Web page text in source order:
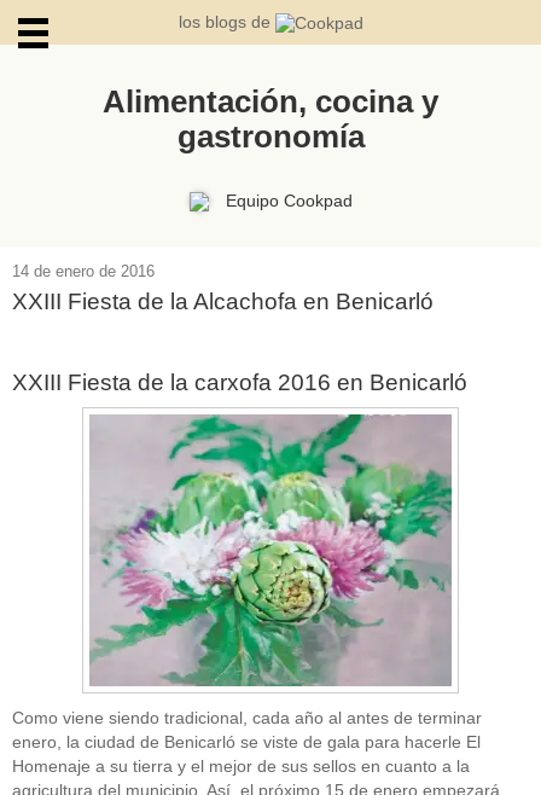
los blogs de
Alimentación, cocina y
gastronomía
Equipo Cookpad
14 de enero de 2016
XXIII Fiesta de la Alcachofa en Benicarló
XXIII Fiesta de la carxofa 2016 en Benicarló
Como viene siendo tradicional, cada año al antes de terminar
enero, la ciudad de Benicarló se viste de gala para hacerle El
Homenaje a su tierra y el mejor de sus sellos en cuanto a la
agricultura del municipio. Así, el próximo 15 de enero empezará